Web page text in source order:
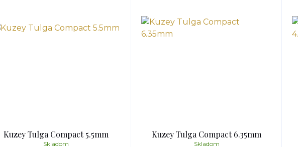
Kuzey Tulga Compact 5.5mm
Skladom
Kuzey Tulga Compact 6.35mm
Skladom